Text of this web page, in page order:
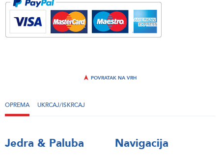
POVRATAK NA VRH
OPREMA UKRCAJ/ISKRCAJ
Jedra & Paluba Navigacija